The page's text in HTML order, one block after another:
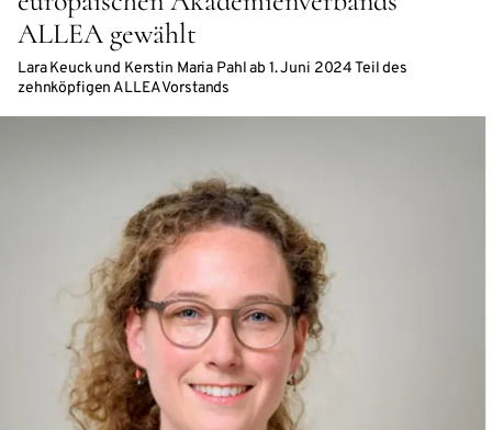
ALLEA gewählt
Lara Keuck und Kerstin Maria Pahl ab 1. Juni 2024 Teil des
zehnköpfigen ALLEA Vorstands